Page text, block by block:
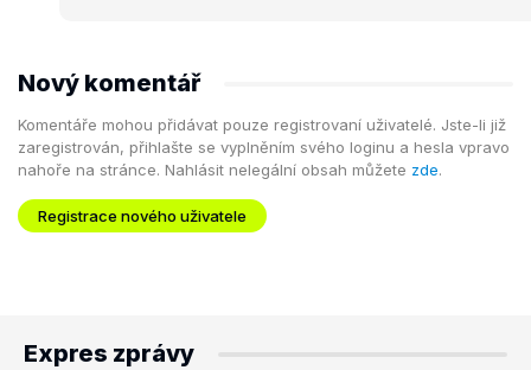
Nový komentář
Komentáře mohou přidávat pouze registrovaní uživatelé. Jste-li již
zaregistrován, přihlašte se vyplněním svého loginu a hesla vpravo
nahoře na stránce. Nahlásit nelegální obsah můžete zde.
Registrace nového uživatele
Expres zprávy